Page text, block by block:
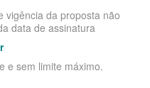
FAMILIAR
vigência da proposta não
data de assinatura
e sem limite máximo.